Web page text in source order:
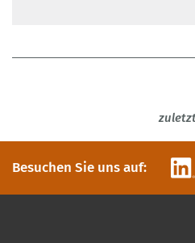
Besuchen Sie uns auf: